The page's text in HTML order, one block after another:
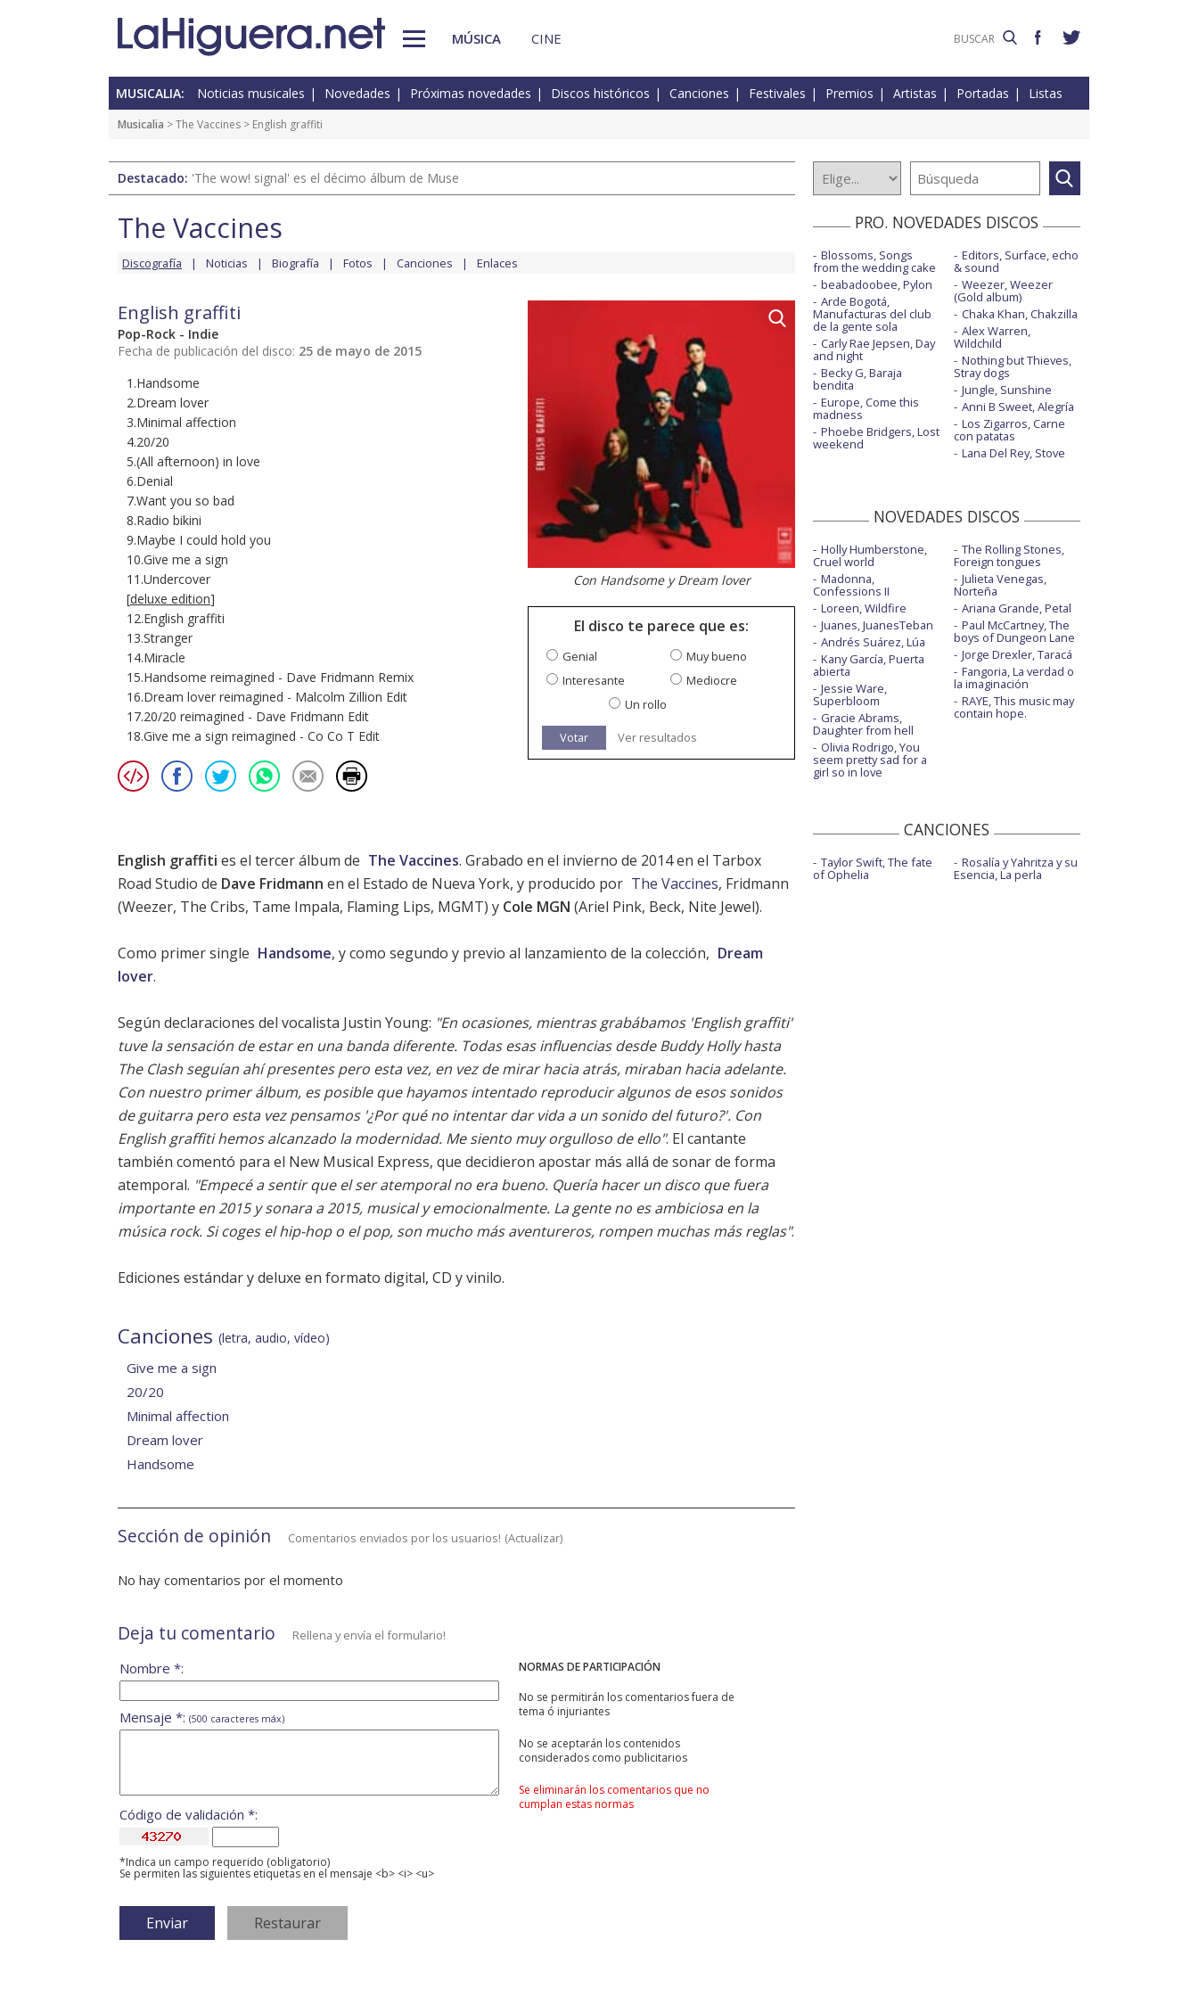
MÚSICA CINE
MUSICALIA: Noticias musicales Novedades Próximas novedades Discos históricos Canciones Festivales Premios Artistas Portadas Listas
Musicalia >The Vaccines > English graffiti
Destacado: 'The wow! signal' es el décimo álbum de Muse
The Vaccines
Discografía Noticias Biografía Fotos Canciones Enlaces
English graffiti
Pop-Rock - Indie
Fecha de publicación del disco: 25 de mayo de 2015
1.Handsome
2.Dream lover
3.Minimal affection
4.20/20
5.(All afternoon) in love
6.Denial
7.Want you so bad
8.Radio bikini
9.Maybe I could hold you
10.Give me a sign
11.Undercover
[deluxe edition]
12.English graffiti
13.Stranger
14.Miracle
15.Handsome reimagined - Dave Fridmann Remix
16.Dream lover reimagined - Malcolm Zillion Edit
17.20/20 reimagined - Dave Fridmann Edit
18.Give me a sign reimagined - Co Co T Edit
Con Handsome y Dream lover
El disco te parece que es:
Genial
Muy bueno
Interesante
Mediocre
Un rollo
Votar Ver resultados
English graffiti es el tercer álbum de The Vaccines. Grabado en el invierno de 2014 en el Tarbox
Road Studio de Dave Fridmann en el Estado de Nueva York, y producido por The Vaccines, Fridmann
(Weezer, The Cribs, Tame Impala, Flaming Lips, MGMT) y Cole MGN (Ariel Pink, Beck, Nite Jewel).
Como primer single Handsome, y como segundo y previo al lanzamiento de la colección, Dream
lover.
Según declaraciones del vocalista Justin Young: "En ocasiones, mientras grabábamos 'English graffiti'
tuve la sensación de estar en una banda diferente. Todas esas influencias desde Buddy Holly hasta
The Clash seguían ahí presentes pero esta vez, en vez de mirar hacia atrás, miraban hacia adelante.
Con nuestro primer álbum, es posible que hayamos intentado reproducir algunos de esos sonidos
de guitarra pero esta vez pensamos '¿Por qué no intentar dar vida a un sonido del futuro?'. Con
English graffiti hemos alcanzado la modernidad. Me siento muy orgulloso de ello". El cantante
también comentó para el New Musical Express, que decidieron apostar más allá de sonar de forma
atemporal. "Empecé a sentir que el ser atemporal no era bueno. Quería hacer un disco que fuera
importante en 2015 y sonara a 2015, musical y emocionalmente. La gente no es ambiciosa en la
música rock. Si coges el hip-hop o el pop, son mucho más aventureros, rompen muchas más reglas".
Ediciones estándar y deluxe en formato digital, CD y vinilo.
Canciones (letra, audio, vídeo)
Give me a sign
20/20
Minimal affection
Dream lover
Handsome
Sección de opinión Comentarios enviados por los usuarios! (Actualizar)
No hay comentarios por el momento
Deja tu comentario Rellena y envía el formulario!
NORMAS DE PARTICIPACIÓN
No se permitirán los comentarios fuera de
tema ó injuriantes
No se aceptarán los contenidos
considerados como publicitarios
Se eliminarán los comentarios que no
cumplan estas normas
Nombre *:
Mensaje *: (500 caracteres máx)
Código de validación *:
*Indica un campo requerido (obligatorio)
Se permiten las siguientes etiquetas en el mensaje <b> <i> <u>
PRO. NOVEDADES DISCOS
Blossoms, Songs
from the wedding cake
beabadoobee, Pylon
Arde Bogotá,
Manufacturas del club
de la gente sola
Carly Rae Jepsen, Day
and night
Becky G, Baraja
bendita
Europe, Come this
madness
Phoebe Bridgers, Lost
weekend
Editors, Surface, echo
& sound
Weezer, Weezer
(Gold album)
Chaka Khan, Chakzilla
Alex Warren,
Wildchild
Nothing but Thieves,
Stray dogs
Jungle, Sunshine
Anni B Sweet, Alegría
Los Zigarros, Carne
con patatas
Lana Del Rey, Stove
NOVEDADES DISCOS
Holly Humberstone,
Cruel world
Madonna,
Confessions II
Loreen, Wildfire
Juanes, JuanesTeban
Andrés Suárez, Lúa
Kany García, Puerta
abierta
Jessie Ware,
Superbloom
Gracie Abrams,
Daughter from hell
Olivia Rodrigo, You
seem pretty sad for a
girl so in love
The Rolling Stones,
Foreign tongues
Julieta Venegas,
Norteña
Ariana Grande, Petal
Paul McCartney, The
boys of Dungeon Lane
Jorge Drexler, Taracá
Fangoria, La verdad o
la imaginación
RAYE, This music may
contain hope.
CANCIONES
Taylor Swift, The fate
of Ophelia
Rosalía y Yahritza y su
Esencia, La perla